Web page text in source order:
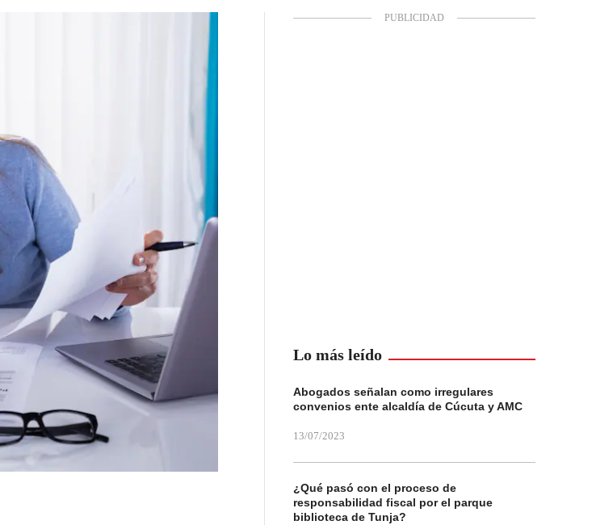
Lo más leído
Abogados señalan como irregulares
convenios ente alcaldía de Cúcuta y AMC
13/07/2023
¿Qué pasó con el proceso de
responsabilidad fiscal por el parque
biblioteca de Tunja?